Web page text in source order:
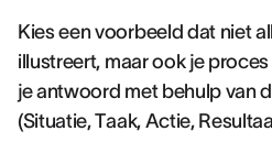
Kies een voorbeeld dat niet
illustreert, maar ook je
je antwoord met behulp van
(Situatie, Taak, Actie,